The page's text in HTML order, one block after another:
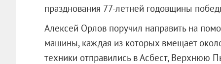
празднования 77-летней годовщины
Алексей Орлов поручил направить на
машины, каждая из которых вмещает
техники отправились в Асбест, Верхнюю